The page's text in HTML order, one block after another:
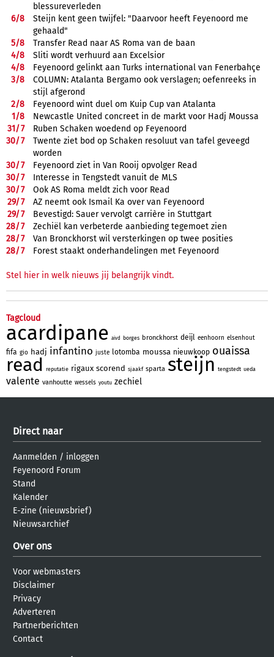
blessureverleden
6/8
Steijn kent geen twijfel: "Daarvoor heeft Feyenoord me
gehaald"
5/8
Transfer Read naar AS Roma van de baan
4/8
Sliti wordt verhuurd aan Excelsior
4/8
Feyenoord gelinkt aan Turks international van Fenerbahçe
3/8
COLUMN: Atalanta Bergamo ook verslagen; oefenreeks in
stijl afgerond
2/8
Feyenoord wint duel om Kuip Cup van Atalanta
1/8
Newcastle United concreet in de markt voor Hadj Moussa
31/7
Ruben Schaken woedend op Feyenoord
30/7
Twente ziet bod op Schaken resoluut van tafel geveegd
worden
30/7
Feyenoord ziet in Van Rooij opvolger Read
30/7
Interesse in Tengstedt vanuit de MLS
30/7
Ook AS Roma meldt zich voor Read
29/7
AZ neemt ook Ismail Ka over van Feyenoord
29/7
Bevestigd: Sauer vervolgt carrière in Stuttgart
28/7
Zechiël kan verbeterde aanbieding tegemoet zien
28/7
Van Bronckhorst wil versterkingen op twee posities
28/7 Forest staakt onderhandelingen met Feyenoord
Stel hier in welk nieuws jij belangrijk vindt.
Tagcloud
acardipane aivd borges bronckhorst deijl eenhoorn elsenhout
fifa gio hadj infantino juste lotomba moussa nieuwkoop ouaissa
read reputatie rigaux scorend sjaakf sparta steijn tengstedt ueda
valente vanhoutte wessels youtu zechiel
Direct naar
Aanmelden / inloggen
Feyenoord Forum
Stand
Kalender
E-zine (nieuwsbrief)
Nieuwsarchief
Over ons
Voor webmasters
Disclaimer
Privacy
Adverteren
Partnerberichten
Contact